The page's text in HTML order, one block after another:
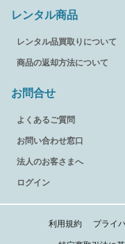
レンタル商品
レンタル品買取りについて
商品の返却方法について
お問合せ
よくあるご質問
お問い合わせ窓口
法人のお客さまへ
ログイン
利用規約 プライ